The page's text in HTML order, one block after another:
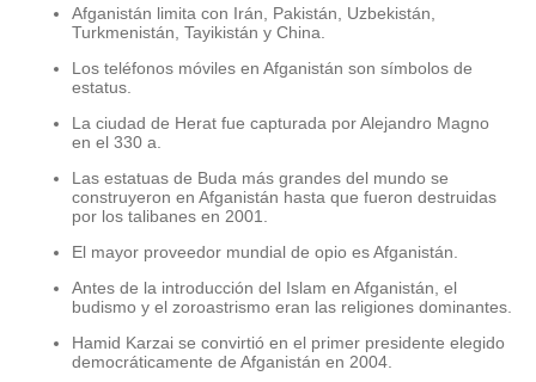
Afganistán limita con Irán, Pakistán, Uzbekistán,
Turkmenistán, Tayikistán y China.
Los teléfonos móviles en Afganistán son símbolos de
estatus.
La ciudad de Herat fue capturada por Alejandro Magno
en el 330 a.
Las estatuas de Buda más grandes del mundo se
construyeron en Afganistán hasta que fueron destruidas
por los talibanes en 2001.
El mayor proveedor mundial de opio es Afganistán.
Antes de la introducción del Islam en Afganistán, el
budismo y el zoroastrismo eran las religiones dominantes.
Hamid Karzai se convirtió en el primer presidente elegido
democráticamente de Afganistán en 2004.